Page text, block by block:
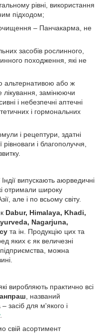
рівні, використання
підходом;
– Панчакарма, не
засобів рослинного,
походження, які не
альтернативою або ж
замінюючи
і небезпечні аптечні
і гормональних
і рецептури, здатні
і благополуччя,
випускають аюрведичні
отримали широку
але і по всьому світу.
Dabur, Himalaya, Khadi,
Nagarjuna,
та ін. Продукцію цих та
яких є як величезні
підприємства, можна
виробляють практично всі
, названий
– засіб для м'якого і
.
свій асортимент